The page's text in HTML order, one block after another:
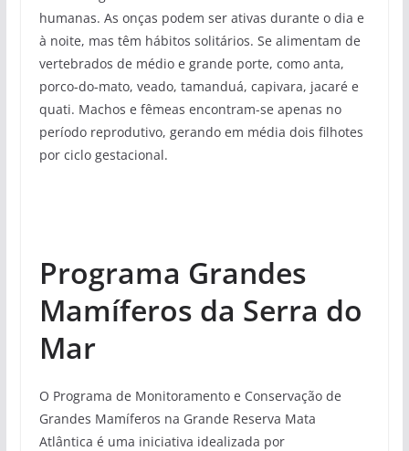
humanas. As onças podem ser ativas durante o dia e
à noite, mas têm hábitos solitários. Se alimentam de
vertebrados de médio e grande porte, como anta,
porco-do-mato, veado, tamanduá, capivara, jacaré e
quati. Machos e fêmeas encontram-se apenas no
período reprodutivo, gerando em média dois filhotes
por ciclo gestacional.
Programa Grandes
Mamíferos da Serra do
Mar
O Programa de Monitoramento e Conservação de
Grandes Mamíferos na Grande Reserva Mata
Atlântica é uma iniciativa idealizada por